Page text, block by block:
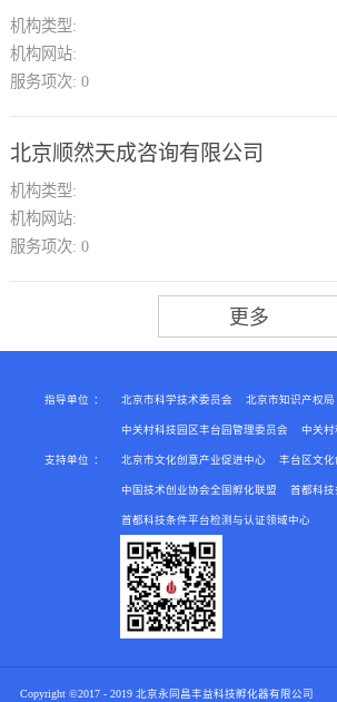
机构类型:
机构网站:
服务项次: 0
北京顺然天成咨询有限公司
机构类型:
机构网站:
服务项次: 0
指导单位 ： 北京市科学技术委员会 北京市知识产权局
中关村科技园区丰台园管理委员会 中关村
支持单位 ： 北京市文化创意产业促进中心 丰台区文
中国技术创业协会全国孵化联盟 首都科
首都科技条件平台检测与认证领域中心
Copyright ©2017 - 2019 北京永同昌丰益科技孵化器有限公司